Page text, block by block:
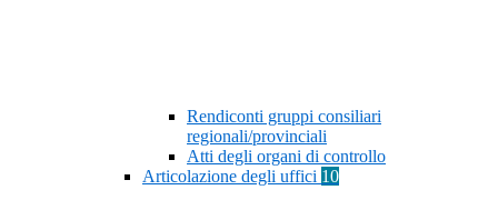
Rendiconti gruppi consiliari
regionali/provinciali
Atti degli organi di controllo
Articolazione degli uffici 10